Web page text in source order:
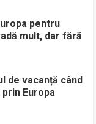
pentru
mult, dar fără
de vacanță când
Europa